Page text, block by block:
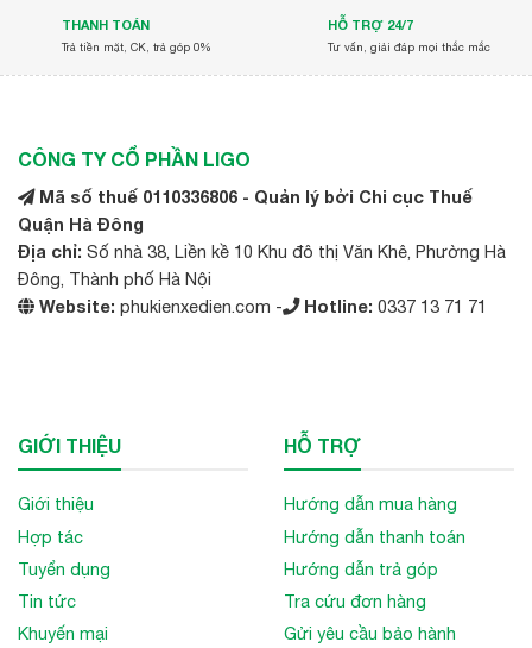
THANH TOÁN
Trả tiền mặt, CK, trả góp 0%
HỖ TRỢ 24/7
Tư vấn, giải đáp mọi thắc mắc
CÔNG TY CỔ PHẦN LIGO
Mã số thuế 0110336806 - Quản lý bởi Chi cục Thuế
Quận Hà Đông
Địa chỉ: Số nhà 38, Liền kề 10 Khu đô thị Văn Khê, Phường Hà
Đông, Thành phố Hà Nội
Website: phukienxedien.com - Hotline: 0337 13 71 71
GIỚI THIỆU
Giới thiệu
Hợp tác
Tuyển dụng
Tin tức
Khuyến mại
HỖ TRỢ
Hướng dẫn mua hàng
Hướng dẫn thanh toán
Hướng dẫn trả góp
Tra cứu đơn hàng
Gửi yêu cầu bảo hành